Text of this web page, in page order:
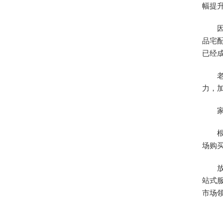
幅提
品宅
已经
力，
场购
站式
市场